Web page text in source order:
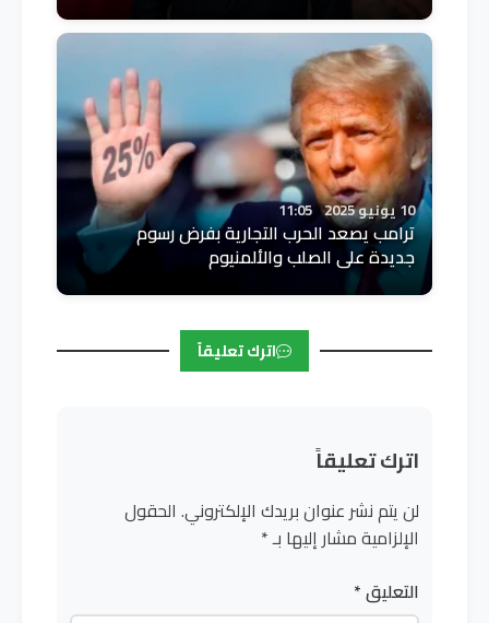
10 يونيو 2025 11:05
ترامب يصعد الحرب التجارية بفرض رسوم
جديدة على الصلب والألمنيوم
اترك تعليقاً
اترك تعليقاً
لن يتم نشر عنوان بريدك الإلكتروني. الحقول
الإلزامية مشار إليها بـ*
التعليق*